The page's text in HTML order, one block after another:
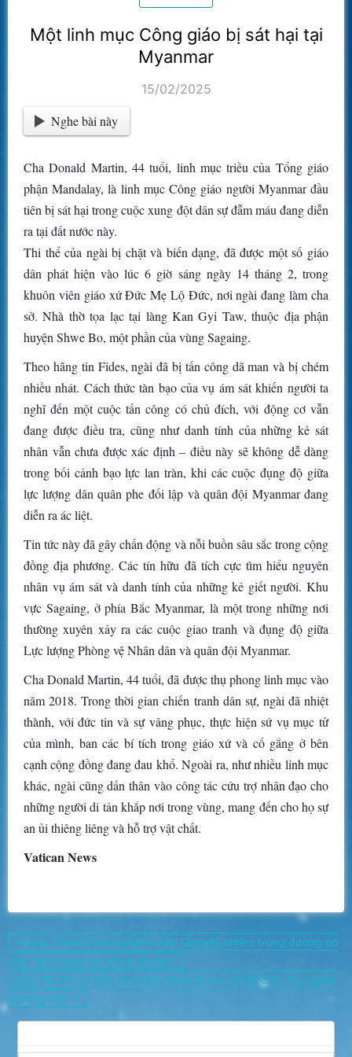
Một linh mục Công giáo bị sát hại tại
Myanmar
15/02/2025
Nghe bài này
Cha Donald Martin, 44 tuổi, linh mục triều của Tổng giáo
phận Mandalay, là linh mục Công giáo người Myanmar đầu
tiên bị sát hại trong cuộc xung đột dân sự đẫm máu đang diễn
ra tại đất nước này.
Thi thể của ngài bị chặt và biến dạng, đã được một số giáo
dân phát hiện vào lúc 6 giờ sáng ngày 14 tháng 2, trong
khuôn viên giáo xứ Đức Mẹ Lộ Đức, nơi ngài đang làm cha
sở. Nhà thờ tọa lạc tại làng Kan Gyi Taw, thuộc địa phận
huyện Shwe Bo, một phần của vùng Sagaing.
Theo hãng tin Fides, ngài đã bị tấn công dã man và bị chém
nhiều nhát. Cách thức tàn bạo của vụ ám sát khiến người ta
nghĩ đến một cuộc tấn công có chủ đích, với động cơ vẫn
đang được điều tra, cũng như danh tính của những kẻ sát
nhân vẫn chưa được xác định – điều này sẽ không dễ dàng
trong bối cảnh bạo lực lan tràn, khi các cuộc đụng độ giữa
lực lượng dân quân phe đối lập và quân đội Myanmar đang
diễn ra ác liệt.
Tin tức này đã gây chấn động và nỗi buồn sâu sắc trong cộng
đồng địa phương. Các tín hữu đã tích cực tìm hiểu nguyên
nhân vụ ám sát và danh tính của những kẻ giết người. Khu
vực Sagaing, ở phía Bắc Myanmar, là một trong những nơi
thường xuyên xảy ra các cuộc giao tranh và đụng độ giữa
Lực lượng Phòng vệ Nhân dân và quân đội Myanmar.
Cha Donald Martin, 44 tuổi, đã được thụ phong linh mục vào
năm 2018. Trong thời gian chiến tranh dân sự, ngài đã nhiệt
thành, với đức tin và sự vâng phục, thực hiện sứ vụ mục tử
của mình, ban các bí tích trong giáo xứ và cố gắng ở bên
cạnh cộng đồng đang đau khổ. Ngoài ra, như nhiều linh mục
khác, ngài cũng dấn thân vào công tác cứu trợ nhân đạo cho
những người di tản khắp nơi trong vùng, mang đến cho họ sự
an ủi thiêng liêng và hỗ trợ vật chất.
Vatican News
Điều
hướng
bài
viết
← Đức Thánh Cha tại bệnh viện Gemelli, nhiễm trùng đường hô
hấp: tình trạng sức khoẻ ổn định
Đức Piô XII coi Đức Trinh Nữ Maria là câu trả lời cho chủ nghĩa
thương mại →